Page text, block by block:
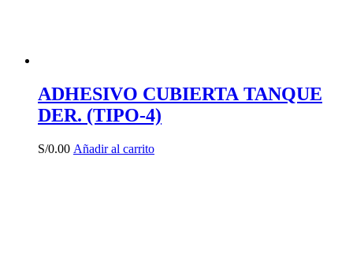
ADHESIVO CUBIERTA TANQUE
DER. (TIPO-4)
S/0.00 Añadir al carrito